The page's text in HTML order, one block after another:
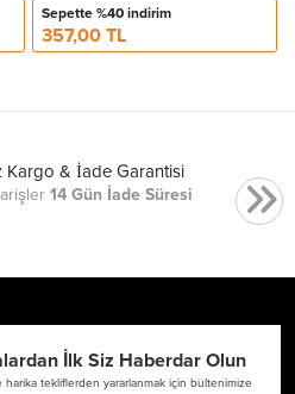
Sepette %40 indirim
357,00 TL
Kargo & İade Garantisi
14 Gün İade Süresi
İlk Siz Haberdar Olun
tekliflerden yararlanmak için bültenimize